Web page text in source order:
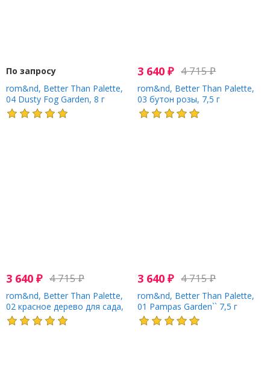
По запросу
rom&nd, Better Than Palette,
04 Dusty Fog Garden, 8 г
3 640₽ 4 715₽
rom&nd, Better Than Palette,
03 бутон розы, 7,5 г
3 640 ₽ 4 715₽
rom&nd, Better Than Palette,
02 красное дерево для сада,
7,5 г
3 640₽ 4 715₽
rom&nd, Better Than Palette,
01 Pampas Garden`` 7,5 г